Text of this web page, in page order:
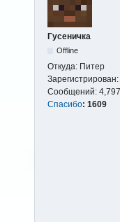
Гусеничка
Offline
Откуда: Питер
Зарегистрирован:
Сообщений: 4,797
Спасибо: 1609